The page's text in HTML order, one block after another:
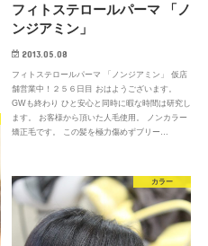
フィトステロールパーマ 「ノ
ンジアミン」
2013.05.08
フィトステロールパーマ 「ノンジアミン」 仮店
舗営業中！２５６日目 おはようございます。
GWも終わり ひと安心と同時に暇な時間は研究し
ます。 お客様から頂いた人毛使用。 ノンカラー
矯正毛です。 この髪を極力傷めずブリー…
カラー